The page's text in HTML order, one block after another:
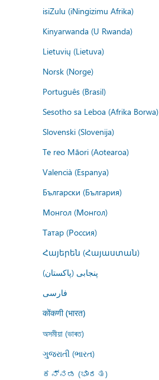
isiZulu (iNingizimu Afrika)
Kinyarwanda (U Rwanda)
Lietuvių (Lietuva)
Norsk (Norge)
Português (Brasil)
Sesotho sa Leboa (Afrika Borwa)
Slovenski (Slovenija)
Te reo Māori (Aotearoa)
Valencià (Espanya)
Български (България)
Монгол (Монгол)
Татар (Россия)
Հայերեն (Հայաստան)
پنجابی (پاکستان)
فارسى
कोंकणी (भारत)
অসমীয়া (ভাৰত)
ગુજરાતી (ભારત)
ಕನ್ನಡ (ಭಾರತ)